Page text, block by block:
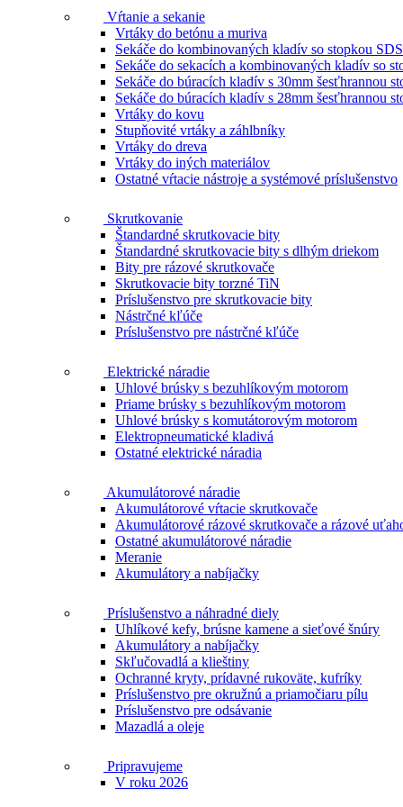
Vŕtanie a sekanie
Vrtáky do betónu a muriva
Sekáče do kombinovaných kladív so stopkou
Sekáče do sekacích a kombinovaných kladív so
Sekáče do búracích kladív s 30mm šesťhrannou
Sekáče do búracích kladív s 28mm šesťhrannou
Vrtáky do kovu
Stupňovité vrtáky a záhlbníky
Vrtáky do dreva
Vrtáky do iných materiálov
Ostatné vŕtacie nástroje a systémové príslušenstvo
Skrutkovanie
Štandardné skrutkovacie bity
Štandardné skrutkovacie bity s dlhým driekom
Bity pre rázové skrutkovače
Skrutkovacie bity torzné TiN
Príslušenstvo pre skrutkovacie bity
Nástrčné kľúče
Príslušenstvo pre nástrčné kľúče
Elektrické náradie
Uhlové brúsky s bezuhlíkovým motorom
Priame brúsky s bezuhlíkovým motorom
Uhlové brúsky s komutátorovým motorom
Elektropneumatické kladivá
Ostatné elektrické náradia
Akumulátorové náradie
Akumulátorové vŕtacie skrutkovače
Akumulátorové rázové skrutkovače a rázové
Ostatné akumulátorové náradie
Meranie
Akumulátory a nabíjačky
Príslušenstvo a náhradné diely
Uhlíkové kefy, brúsne kamene a sieťové šnúry
Akumulátory a nabíjačky
Skľučovadlá a klieštiny
Ochranné kryty, prídavné rukoväte, kufríky
Príslušenstvo pre okružnú a priamočiaru pílu
Príslušenstvo pre odsávanie
Mazadlá a oleje
Pripravujeme
V roku 2026